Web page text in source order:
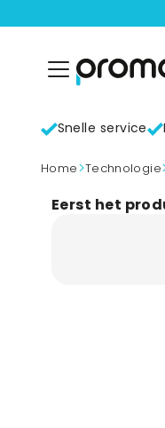
Snelle service
home> Technologie
Eerst het